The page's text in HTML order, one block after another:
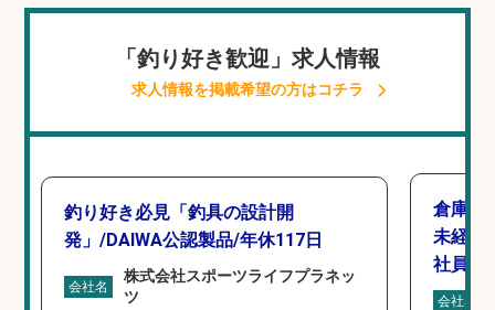
「釣り好き歓迎」求人情報
求人情報を掲載希望の方はコチラ
釣り好き必見「釣具の設計開
発」/DAIWA公認製品/年休117日
会社名
株式会社スポーツライフプラネッ
ツ
倉庫で
未経験
社員登
会社名